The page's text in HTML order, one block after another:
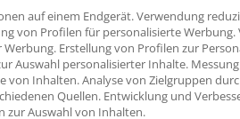
erledigt und kostenlos.
Login:
und Infografiken
Tipps
Berichte und Kommentare
auf einem Endgerät. Verwendung
von Profilen für personalisierte
Erstellung von Profilen zur
Auswahl personalisierter Inhalte.
von Inhalten. Analyse von Zielgruppen
Quellen. Entwicklung und
zur Auswahl von Inhalten.